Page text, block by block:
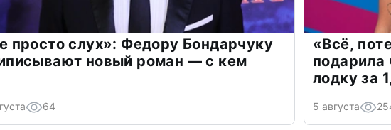
просто слух»: Федору Бондарчуку
новый роман — с кем
64
«Всё,
подарила
лодку за
5 августа